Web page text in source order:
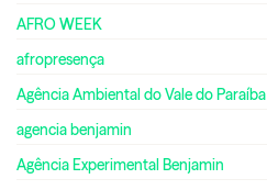
AFRO WEEK
afropresença
Agência Ambiental do Vale do Paraíba
agencia benjamin
Agência Experimental Benjamin